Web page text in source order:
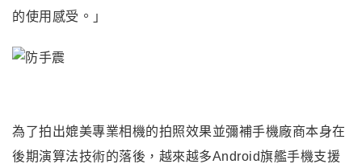
的使用感受 。 」
為了拍出媲美專業相機的拍照效果並彌補手機廠商本身在
後期演算法技術的落後， 越來越多Android旗艦手機支援